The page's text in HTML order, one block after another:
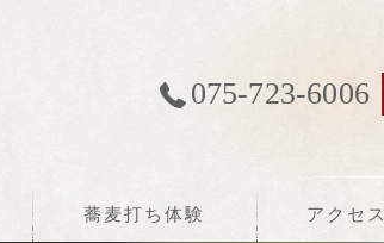
075-723-6006
蕎麦打ち体験 アクセス